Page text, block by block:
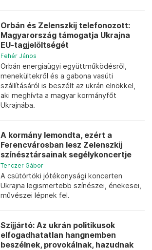
Orbán és Zelenszkij telefonozott:
Magyarország támogatja Ukrajna
EU-tagjelöltségét
Fehér János
Orbán energiaügyi együttműködésről,
menekültekről és a gabona vasúti
szállításáról is beszélt az ukrán elnökkel,
aki meghívta a magyar kormányfőt
Ukrajnába.
A kormány lemondta, ezért a
Ferencvárosban lesz Zelenszkij
színésztársainak segélykoncertje
Tenczer Gábor
A csütörtöki jótékonysági koncerten
Ukrajna legismertebb színészei, énekesei,
művészei lépnek fel.
Szijjártó: Az ukrán politikusok
elfogadhatatlan hangnemben
beszélnek, provokálnak, hazudnak